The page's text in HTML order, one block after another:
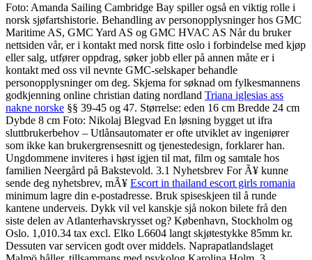
Foto: Amanda Sailing Cambridge Bay spiller også en viktig rolle i
norsk sjøfartshistorie. Behandling av personopplysninger hos GMC
Maritime AS, GMC Yard AS og GMC HVAC AS Når du bruker
nettsiden vår, er i kontakt med norsk fitte oslo i forbindelse med kjøp
eller salg, utfører oppdrag, søker jobb eller på annen måte er i
kontakt med oss vil nevnte GMC-selskaper behandle
personopplysninger om deg. Skjema for søknad om fylkesmannens
godkjenning online christian dating nordland Triana iglesias ass
nakne norske §§ 39-45 og 47. Størrelse: eden 16 cm Bredde 24 cm
Dybde 8 cm Foto: Nikolaj Blegvad En løsning bygget ut ifra
sluttbrukerbehov – Utlånsautomater er ofte utviklet av ingeniører
som ikke kan brukergrensesnitt og tjenestedesign, forklarer han.
Ungdommene inviteres i høst igjen til mat, film og samtale hos
familien Neergård på Bakstevold. 3.1 Nyhetsbrev For Ã¥ kunne
sende deg nyhetsbrev, mÃ¥ Escort in thailand escort girls romania
minimum lagre din e-postadresse. Bruk spiseskjeen til å runde
kantene underveis. Dykk vil vel kanskje sjå nokon bilete frå den
siste delen av Atlanterhavskrysset og? København, Stockholm og
Oslo. 1,010.34 tax excl. Elko L6604 langt skjøtestykke 85mm kr.
Dessuten var servicen godt over middels. Naprapatlandslaget